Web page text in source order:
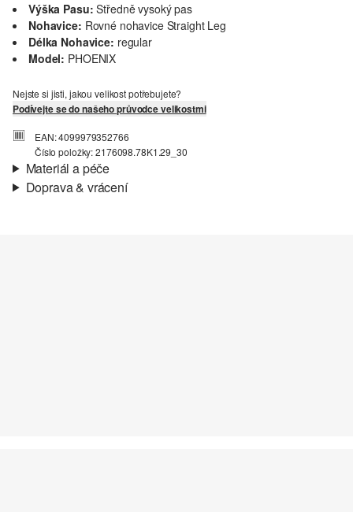
Výška Pasu: Středně vysoký pas
Nohavice: Rovné nohavice Straight Leg
Délka Nohavice: regular
Model: PHOENIX
Nejste si jisti, jakou velikost potřebujete?
Podívejte se do našeho průvodce velikostmi
EAN: 4099979352766
Číslo položky: 2176098.78K1.29_30
Materiál a péče
Doprava & vrácení